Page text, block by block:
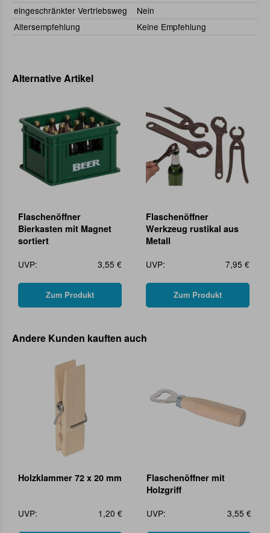
eingeschränkter Vertriebsweg
Nein
Altersempfehlung
Keine Empfehlung
Alternative Artikel
Flaschenöffner
Bierkasten mit Magnet
sortiert
UVP:
3,55 €
Zum Produkt
Flaschenöffner
Werkzeug rustikal aus
Metall
UVP:
7,95 €
Zum Produkt
Andere Kunden kauften auch
Holzklammer 72 x 20 mm
UVP: 1,20 €
Flaschenöffner mit
Holzgriff
UVP:
3,55 €